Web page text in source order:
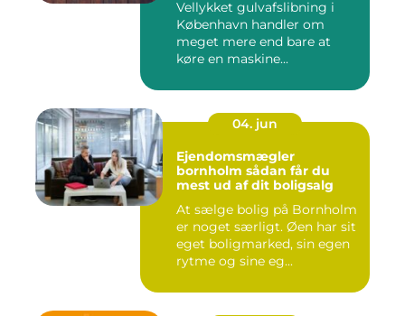
Vellykket gulvafslibning i
København handler om
meget mere end bare at
køre en maskine...
04. jun
Ejendomsmægler
bornholm sådan får du
mest ud af dit boligsalg
At sælge bolig på Bornholm
er noget særligt. Øen har sit
eget boligmarked, sin egen
rytme og sine eg...